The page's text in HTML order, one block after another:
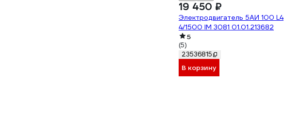
19 450 ₽
Электродвигатель 5АИ 100 L4
4/1500 IM 3081 01.01.213682
5
(5)
23536815
В корзину